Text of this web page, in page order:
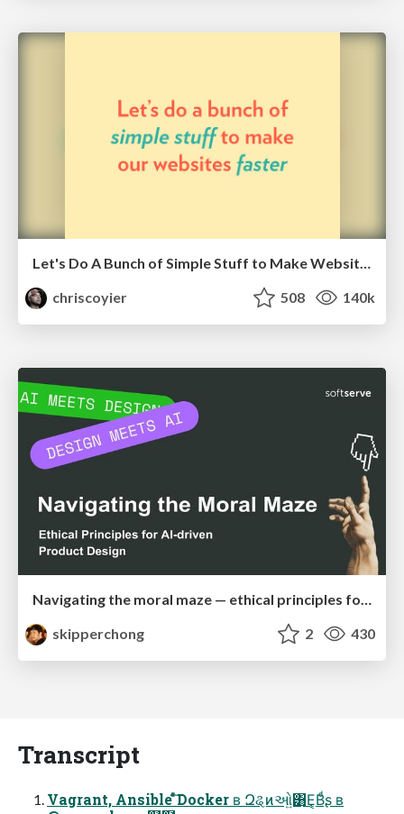
Let's Do A Bunch of Simple Stuff to Make Websites Faster
chriscoyier
508 140k
skipperchong
2 430
Transcript
Vagrant, Ansible ͦͯ͠Docker ʙ Զୡͷઓ͍͸͜Ε͔Βͩʂ ʙ